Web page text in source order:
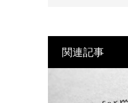
関連記事